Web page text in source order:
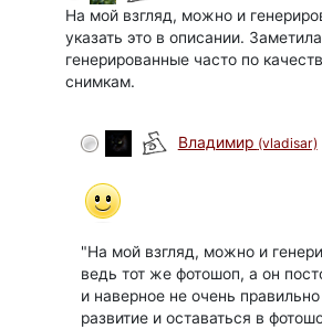
На мой взгляд, можно и
указать это в описании.
генерированные часто по
снимкам.
Владимир (vladisar)
"На мой взгляд, можно и
ведь тот же фотошоп, а он
и наверное не очень правильно
развитие и оставаться в